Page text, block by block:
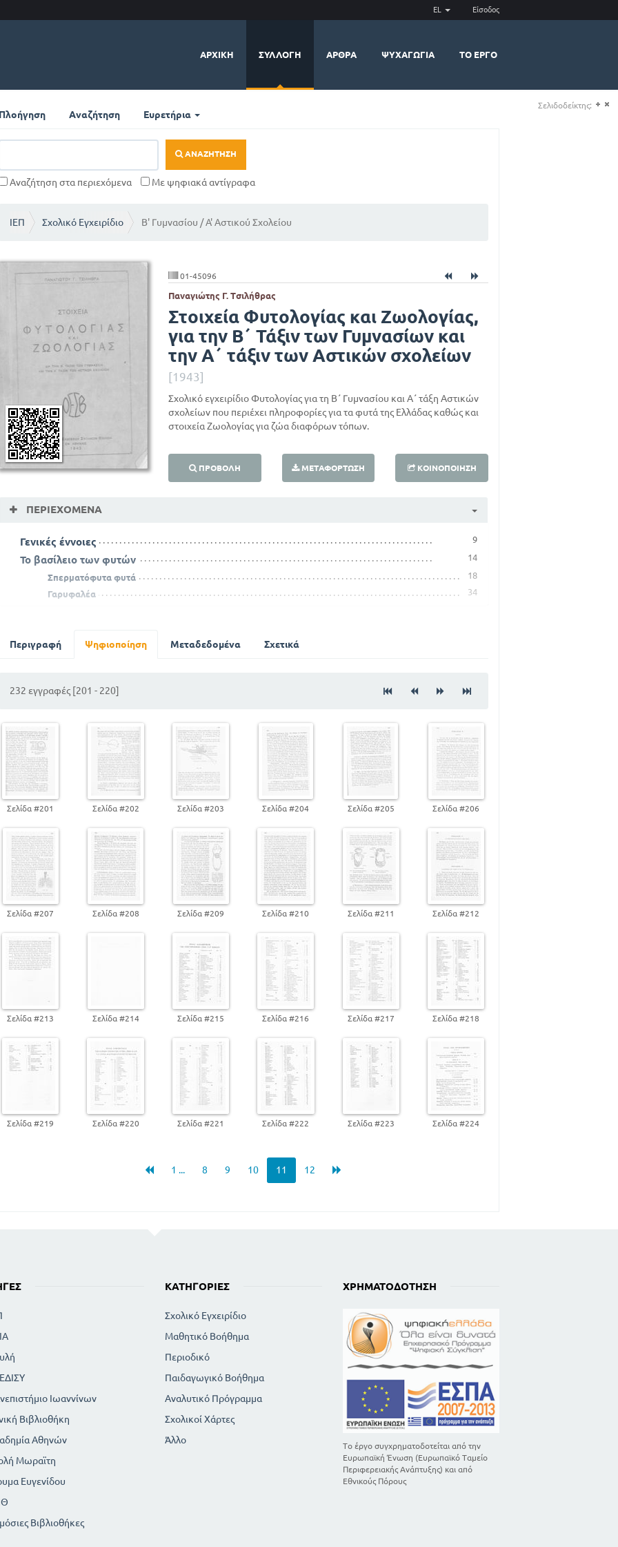
EL Είσοδος
ΑΡΧΙΚΉ ΣΥΛΛΟΓΉ ΆΡΘΡΑ ΨΥΧΑΓΩΓΊΑ ΤΟ ΈΡΓΟ
Πλοήγηση Αναζήτηση Ευρετήρια
ΑΝΑΖΉΤΗΣΗ
Αναζήτηση στα περιεχόμενα Με ψηφιακά αντίγραφα
ΙΕΠ Σχολικό Εγχειρίδιο Β' Γυμνασίου / Α' Αστικού Σχολείου
01-45096
Παναγιώτης Γ. Τσιλήθρας
Στοιχεία Φυτολογίας και Ζωολογίας,
για την Β΄ Τάξιν των Γυμνασίων και
την Α΄ τάξιν των Αστικών σχολείων
[1943]
Σχολικό εγχειρίδιο Φυτολογίας για τη Β΄ Γυμνασίου και Α΄ τάξη Αστικών
σχολείων που περιέχει πληροφορίες για τα φυτά της Ελλάδας καθώς και
στοιχεία Ζωολογίας για ζώα διαφόρων τόπων.
ΠΡΟΒΟΛΉ ΜΕΤΑΦΌΡΤΩΣΗ ΚΟΙΝΟΠΟΊΗΣΗ
ΠΕΡΙΕΧΌΜΕΝΑ
Γενικές έννοιες 9
Το βασίλειο των φυτών 14
Σπερματόφυτα φυτά
18
Γαρυφαλέα
34
Νικοτιανή , ο καπνός ή ταμπάκος
Περιγραφή Ψηφιοποίηση Μεταδεδομένα Σχετικά
232 εγγραφές [201 - 220]
Σελίδα #201 Σελίδα #202 Σελίδα #203 Σελίδα #204 Σελίδα #205 Σελίδα #206
Σελίδα #207 Σελίδα #208 Σελίδα #209 Σελίδα #210 Σελίδα #211 Σελίδα #212
Σελίδα #213 Σελίδα #214 Σελίδα #215 Σελίδα #216 Σελίδα #217 Σελίδα #218
Σελίδα #219 Σελίδα #220 Σελίδα #221 Σελίδα #222 Σελίδα #223 Σελίδα #224
1 ... 8 9 10 11 12
Ιωαννίνων
Βιβλιοθήκη
Αθηνών
Μωραϊτη
Ευγενίδου
Βιβλιοθήκες
ΚΑΤΗΓΟΡΊΕΣ
Σχολικό Εγχειρίδιο
Μαθητικό Βοήθημα
Περιοδικό
Παιδαγωγικό Βοήθημα
Αναλυτικό Πρόγραμμα
Σχολικοί Χάρτες
Άλλο
ΧΡΗΜΑΤΟΔΌΤΗΣΗ
Το έργο συγχρηματοδοτείται από την
Ευρωπαϊκή Ένωση (Ευρωπαϊκό Ταμείο
Περιφερειακής Ανάπτυξης) και από
Εθνικούς Πόρους
Σελιδοδείκτης: